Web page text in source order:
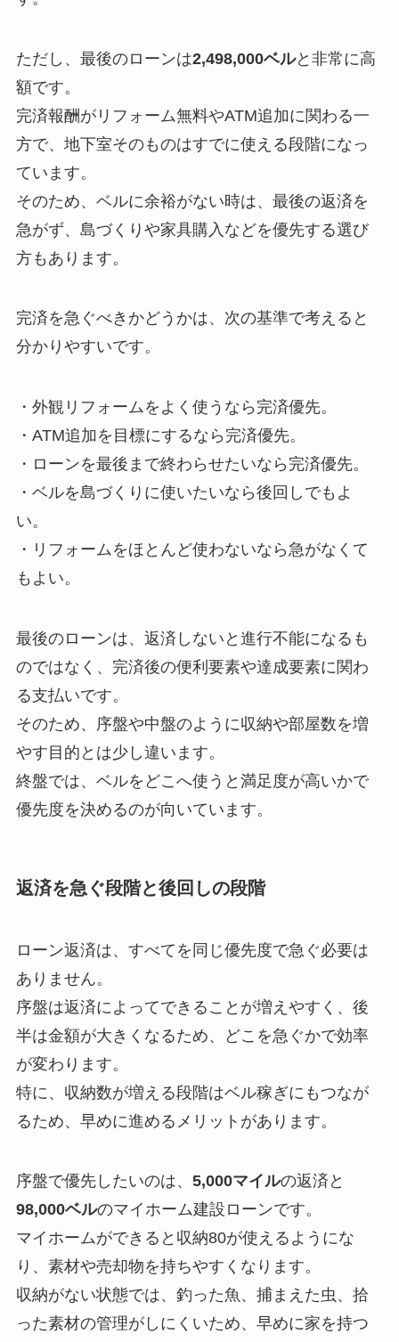
ただし、最後のローンは2,498,000ベルと非常に高
額です。
完済報酬がリフォーム無料やATM追加に関わる一
方で、地下室そのものはすでに使える段階になっ
ています。
そのため、ベルに余裕がない時は、最後の返済を
急がず、島づくりや家具購入などを優先する選び
方もあります。
完済を急ぐべきかどうかは、次の基準で考えると
分かりやすいです。
・外観リフォームをよく使うなら完済優先。
・ATM追加を目標にするなら完済優先。
・ローンを最後まで終わらせたいなら完済優先。
・ベルを島づくりに使いたいなら後回しでもよ
い。
・リフォームをほとんど使わないなら急がなくて
もよい。
最後のローンは、返済しないと進行不能になるも
のではなく、完済後の便利要素や達成要素に関わ
る支払いです。
そのため、序盤や中盤のように収納や部屋数を増
やす目的とは少し違います。
終盤では、ベルをどこへ使うと満足度が高いかで
優先度を決めるのが向いています。
返済を急ぐ段階と後回しの段階
ローン返済は、すべてを同じ優先度で急ぐ必要は
ありません。
序盤は返済によってできることが増えやすく、後
半は金額が大きくなるため、どこを急ぐかで効率
が変わります。
特に、収納数が増える段階はベル稼ぎにもつなが
るため、早めに進めるメリットがあります。
序盤で優先したいのは、 5,000マイルの返済と
98,000ベルのマイホーム建設ローンです。
マイホームができると収納80が使えるようにな
り、素材や売却物を持ちやすくなります。
収納がない状態では、釣った魚、捕まえた虫、拾
った素材の管理がしにくいため、早めに家を持つ